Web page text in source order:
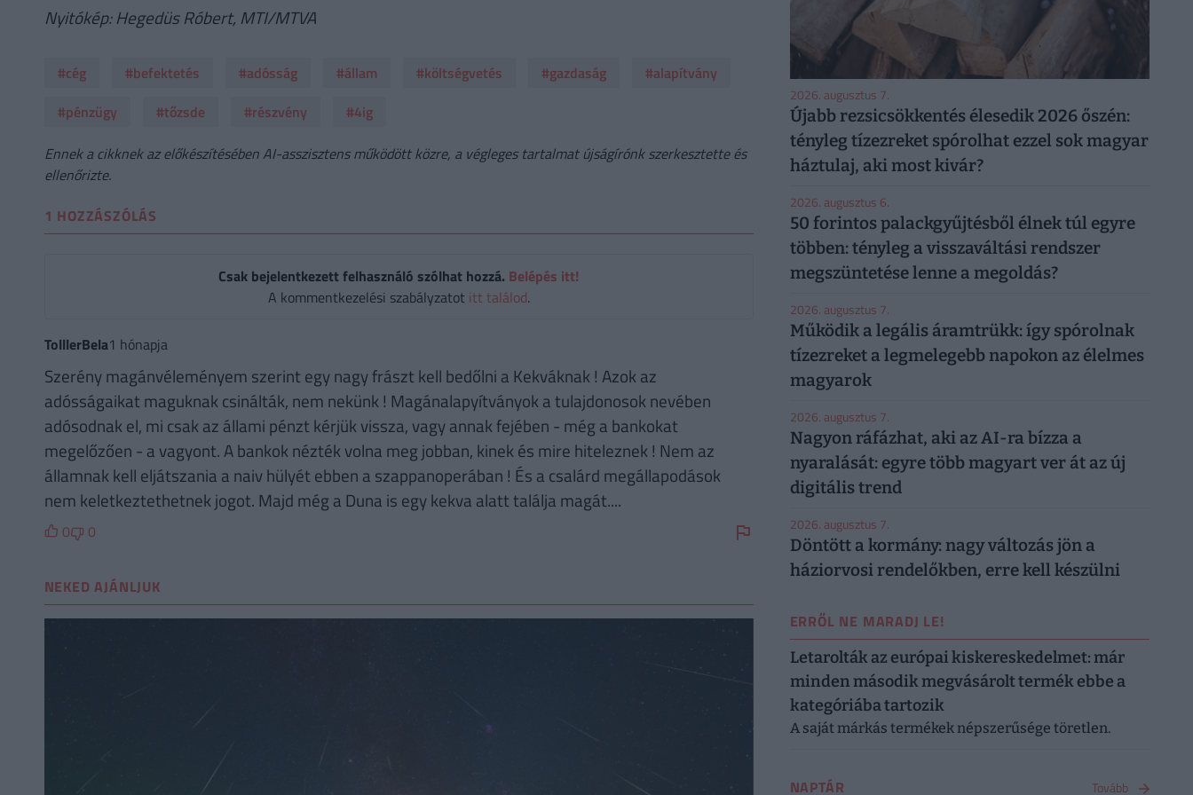
Nyitókép: Hegedüs Róbert, MTI/MTVA
#cég #befektetés #adósság #állam #költségvetés #gazdaság
#alapítvány
#pénzügy
#tőzsde #részvény
#4ig
Ennek a cikknek az előkészítésében AI-asszisztens működött közre, a végleges tartalmat újságírónk szerkesztette és
ellenőrizte.
1 HOZZÁSZÓLÁS
Csak bejelentkezett felhasználó szólhat hozzá. Belépés itt!
A kommentkezelési szabályzatot itt találod.
TolllerBela1 hónapja
Szerény magánvéleményem szerint egy nagy frászt kell bedőlni a Kekváknak ! Azok az
adósságaikat maguknak csinálták, nem nekünk ! Magánalapyítványok a tulajdonosok nevében
adósodnak el, mi csak az állami pénzt kérjük vissza, vagy annak fejében - még a bankokat
megelőzően - a vagyont. A bankok nézték volna meg jobban, kinek és mire hiteleznek ! Nem az
államnak kell eljátszania a naiv hülyét ebben a szappanoperában ! És a csalárd megállapodások
nem keletkeztethetnek jogot. Majd még a Duna is egy kekva alatt találja magát....
0 0
NEKED AJÁNLJUK
2026. augusztus 7.
Újabb rezsicsökkentés élesedik 2026 őszén:
tényleg tízezreket spórolhat ezzel sok magyar
háztulaj, aki most kivár?
2026. augusztus 6.
50 forintos palackgyűjtésből élnek túl egyre
többen: tényleg a visszaváltási rendszer
megszüntetése lenne a megoldás?
2026. augusztus 7.
Működik a legális áramtrükk: így spórolnak
tízezreket a legmelegebb napokon az élelmes
magyarok
2026. augusztus 7.
Nagyon ráfázhat, aki az AI-ra bízza a
nyaralását: egyre több magyart ver át az új
digitális trend
2026. augusztus 7.
Döntött a kormány: nagy változás jön a
háziorvosi rendelőkben, erre kell készülni
ERRŐL NE MARADJ LE!
Letarolták az európai kiskereskedelmet: már
minden második megvásárolt termék ebbe a
kategóriába tartozik
A saját márkás termékek népszerűsége töretlen.
NAPTÁR Tovább